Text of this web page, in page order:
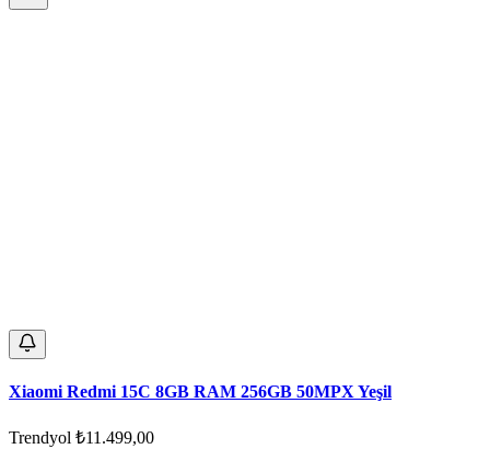
Xiaomi Redmi 15C 8GB RAM 256GB 50MPX Yeşil
Trendyol ₺11.499,00